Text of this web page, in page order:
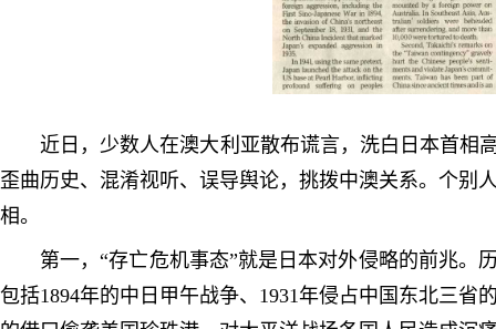
近日，少数人在澳大利亚散布谎言，洗白日本首相
歪曲历史、混淆视听、误导舆论，挑拨中澳关系。个别
相。
第一，“存亡危机事态”就是日本对外侵略的前兆。
包括1894年的中日甲午战争、1931年侵占中国东北三省